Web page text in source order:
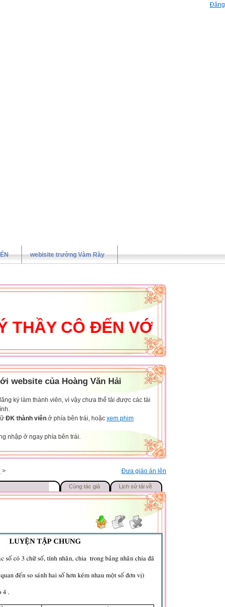
webisite trường Vàm Rầy
CÔ ĐẾN VỚI WEBSITE
website của Hoàng Văn Hải
ký làm thành viên, vì vậy chưa thể tải được các tài
ĐK thành viên ở phía bên trái, hoặc xem phim
nhập ở ngay phía bên trái.
Đưa giáo án lên
>
Cùng tác giả Lịch sử tải về